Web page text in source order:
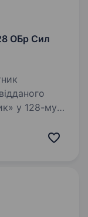
ОБр Сил
у 128-му